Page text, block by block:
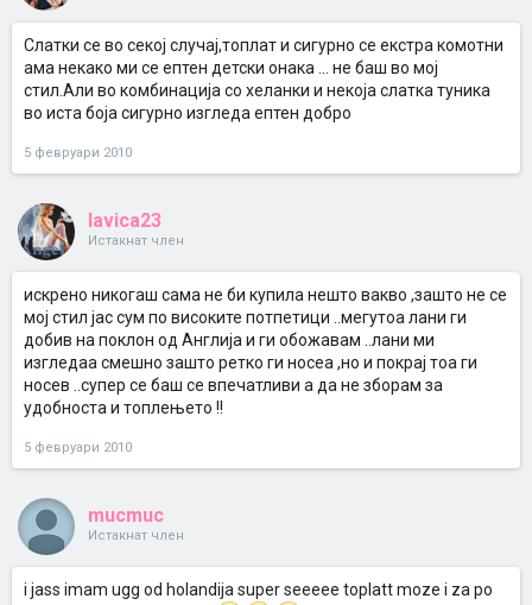
Слатки се во секој случај,топлат и сигурно се екстра комотни
ама некако ми се ептен детски онака ... не баш во мој
стил.Али во комбинација со хеланки и некоја слатка туника
во иста боја сигурно изгледа ептен добро
5 февруари 2010
lavica23
Истакнат член
искрено никогаш сама не би купила нешто вакво ,зашто не се
мој стил јас сум по високите потпетици ..мегутоа лани ги
добив на поклон од Aнглија и ги обожавам ..лани ми
изгледаа смешно зашто ретко ги носеа ,но и покрај тоа ги
носев ..супер се баш се впечатливи а да не зборам за
удобноста и топлењето !!
5 февруари 2010
mucmuc
Истакнат член
i jass imam ugg od holandija super seeeee toplatt moze i za po